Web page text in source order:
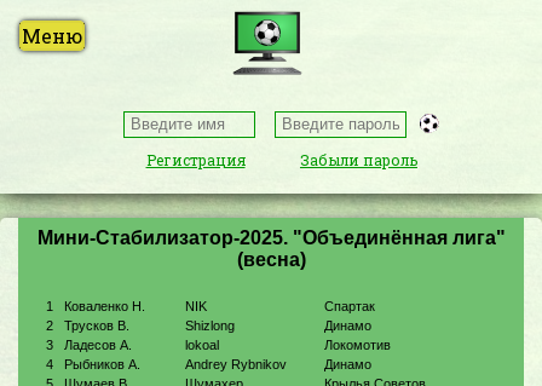
Регистрация Забыли пароль